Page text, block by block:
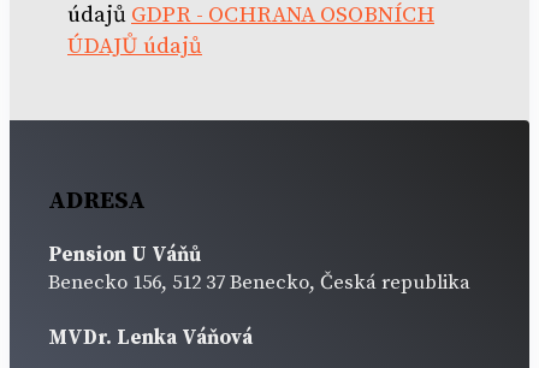
údajů GDPR - OCHRANA OSOBNÍCH
ÚDAJŮ údajů
ADRESA
Pension U Váňů
Benecko 156, 512 37 Benecko, Česká republika
MVDr. Lenka Váňová